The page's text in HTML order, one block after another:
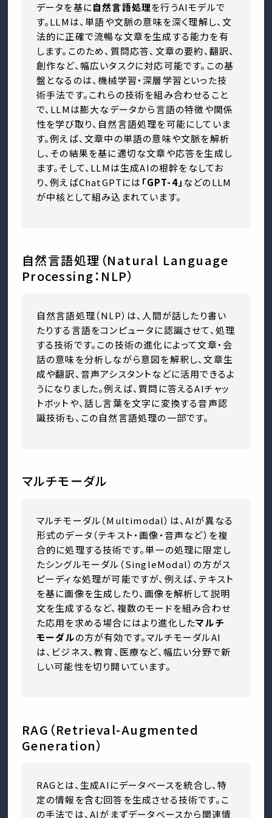
データを基に自然言語処理を行うAIモデルで
す。LLMは、単語や文脈の意味を深く理解し、文
法的に正確で流暢な文章を生成する能力を有
します。このため、質問応答、文章の要約、翻訳、
創作など、幅広いタスクに対応可能です。この基
盤となるのは、機械学習・深層学習といった技
術手法です。これらの技術を組み合わせること
で、LLMは膨大なデータから言語の特徴や関係
性を学び取り、自然言語処理を可能にしていま
す。例えば、文章中の単語の意味や文脈を解析
し、その結果を基に適切な文章や応答を生成し
ます。そして、LLMは生成AIの根幹をなしてお
り、例えばChatGPTには 「GPT-4」 などのLLM
が中核として組み込まれています。
自然言語処理（Natural Language
Processing：NLP）
自然言語処理（NLP）は、人間が話したり書い
たりする言語をコンピュータに認識させて、処理
する技術です。この技術の進化によって文章・会
話の意味を分析しながら意図を解釈し、文章生
成や翻訳、音声アシスタントなどに活用できるよ
うになりました。例えば、質問に答えるAIチャッ
トボットや、話し言葉を文字に変換する音声認
識技術も、この自然言語処理の一部です。
マルチモーダル
マルチモーダル（Multimodal）は、AIが異なる
形式のデータ（テキスト・画像・音声など）を複
合的に処理する技術です。単一の処理に限定し
たシングルモーダル（SingleModal）の方がス
ピーディな処理が可能ですが、例えば、テキスト
を基に画像を生成したり、画像を解析して説明
文を生成するなど、複数のモードを組み合わせ
た応用を求める場合にはより進化したマルチ
モーダルの方が有効です。マルチモーダルAI
は、ビジネス、教育、医療など、幅広い分野で新
しい可能性を切り開いています。
RAG（Retrieval-Augmented
Generation）
RAGとは、生成AIにデータベースを統合し、特
定の情報を含む回答を生成させる技術です。こ
の手法では、AIがまずデータベースから関連情